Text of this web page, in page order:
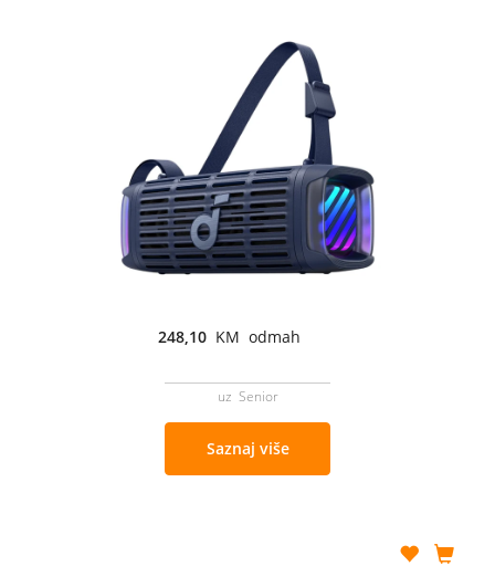
248,10 KM odmah
uz Senior
Saznaj više